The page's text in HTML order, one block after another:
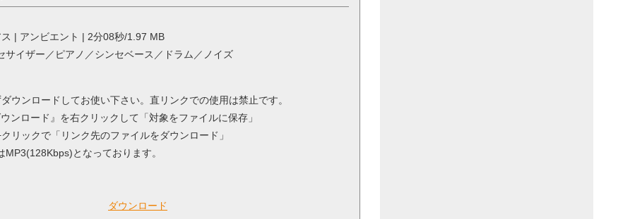
| アンビエント | 2分08秒/1.97 MB
サイザー／ピアノ／シンセベース／ドラム／ノイズ
ウンロードしてお使い下さい。直リンクでの使用は禁止です。
ンロード』を右クリックして「対象をファイルに保存」
リックで「リンク先のファイルをダウンロード」
となっております。
ダウンロード